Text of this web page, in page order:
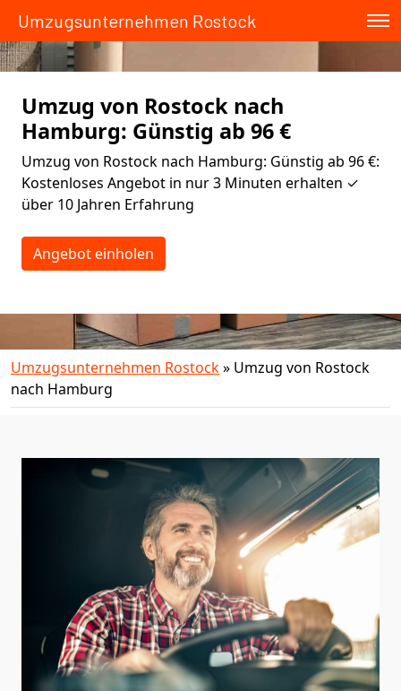
Umzugsunternehmen Rostock
Umzug von Rostock nach
Hamburg: Günstig ab 96 €
Umzug von Rostock nach Hamburg: Günstig ab 96 €:
Kostenloses Angebot in nur 3 Minuten erhalten ✓
über 10 Jahren Erfahrung
Angebot einholen
Umzugsunternehmen Rostock» Umzug von Rostock
nach Hamburg